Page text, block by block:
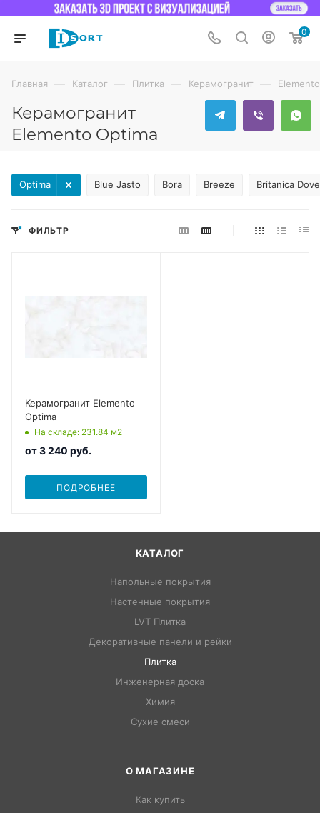
0
Главная — Каталог — Плитка — Керамогранит — Elemento
Керамогранит
Elemento Optima
Blue Jasto Bora Breeze Britanica Dove
Optima
ФИЛЬТР
Керамогранит Elemento
Optima
На складе: 231.84 м2
от3 240 руб.
ПОДРОБНЕЕ
КАТАЛОГ
Напольные покрытия
Настенные покрытия
LVT Плитка
Декоративные панели и рейки
Плитка
Инженерная доска
Химия
Сухие смеси
О МАГАЗИНЕ
Как купить